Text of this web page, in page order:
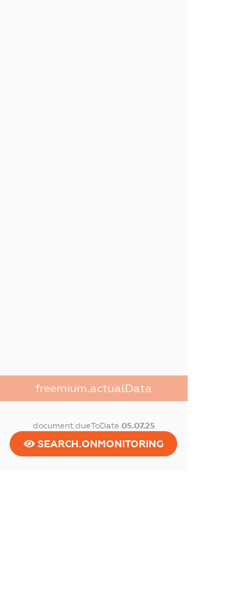
freemium.actualData
document.dueToDate 05.07.25
SEARCH.ONMONITORING